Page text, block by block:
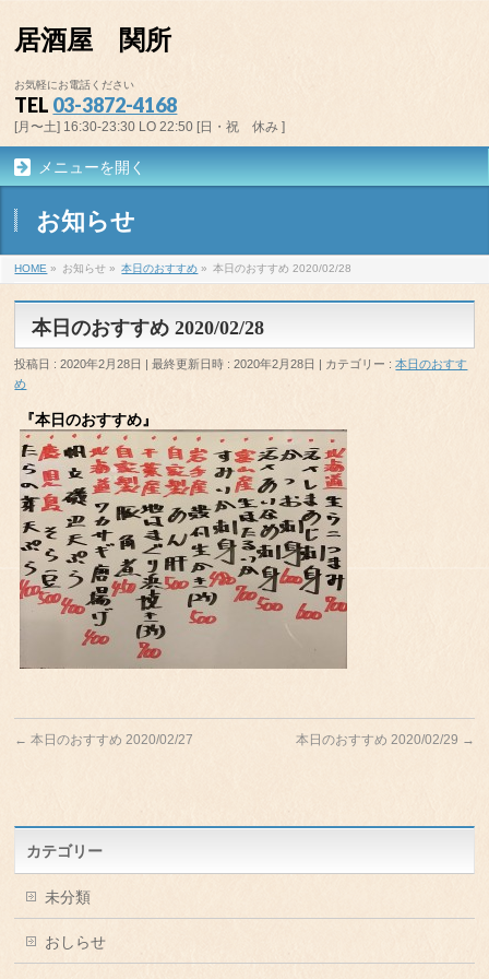
居酒屋 関所
お気軽にお電話ください
TEL 03-3872-4168
[月〜土] 16:30-23:30 LO 22:50 [日・祝 休み ]
メニューを開く
お知らせ
HOME » お知らせ » 本日のおすすめ » 本日のおすすめ 2020/02/28
本日のおすすめ 2020/02/28
投稿日 : 2020年2月28日 最終更新日時 : 2020年2月28日 カテゴリー :本日のおすす
め
『本日のおすすめ』
← 本日のおすすめ 2020/02/27 本日のおすすめ 2020/02/29 →
カテゴリー
未分類
おしらせ